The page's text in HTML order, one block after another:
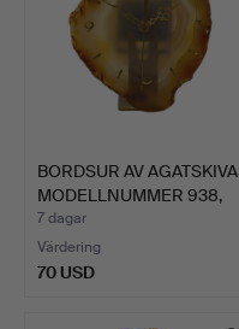
BORDSUR AV
MODELLNUMMER 938,
MA…
7 dagar
Värdering
70 USD